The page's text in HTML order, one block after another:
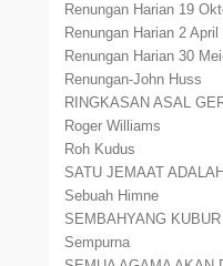
Renungan Harian 19
Renungan Harian 2 April
Renungan Harian 30
Renungan-John Huss
RINGKASAN ASAL
Roger Williams
Roh Kudus
SATU JEMAAT
Sebuah Himne
SEMBAHYANG KUBUR
Sempurna